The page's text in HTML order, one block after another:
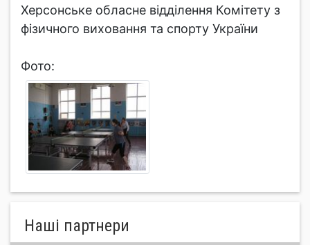
Херсонське обласне відділення Комітету з
фізичного виховання та спорту України
Фото:
Нашi партнери